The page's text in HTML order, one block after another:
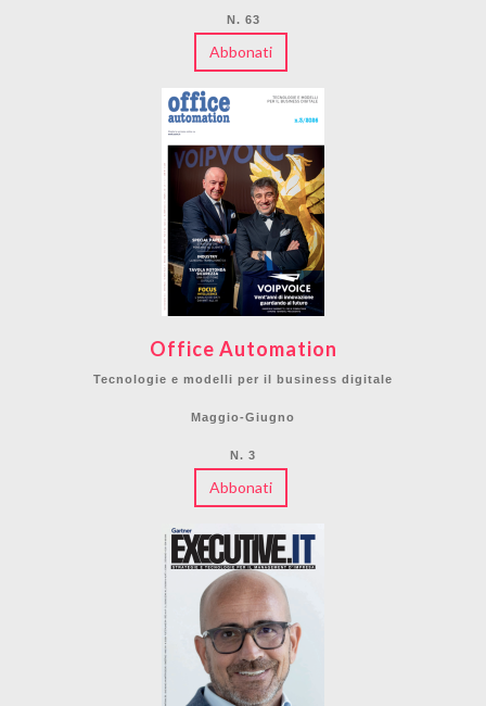
N. 63
Abbonati
Office Automation
Tecnologie e modelli per il business digitale
Maggio-Giugno
N. 3
Abbonati